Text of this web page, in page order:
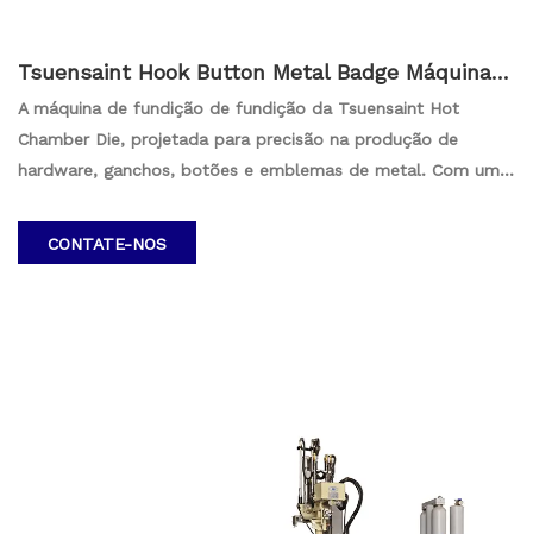
Tsuensaint Hook Button Metal Badge Máquina d
e fundição 300kn-2000kn
A máquina de fundição de fundição da Tsuensaint Hot
Chamber Die, projetada para precisão na produção de
hardware, ganchos, botões e emblemas de metal. Com uma
resultados de alta qualidade e intrincados. Eleve suas
CONTATE-NOS